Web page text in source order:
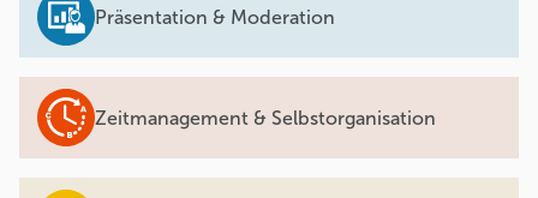
Präsentation & Moderation
Zeitmanagement & Selbstorganisation